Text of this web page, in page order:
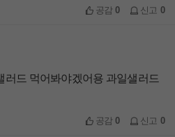
공감0 신고 0
러드 먹어봐야겠어용 과일샐러드
공감0 신고 0